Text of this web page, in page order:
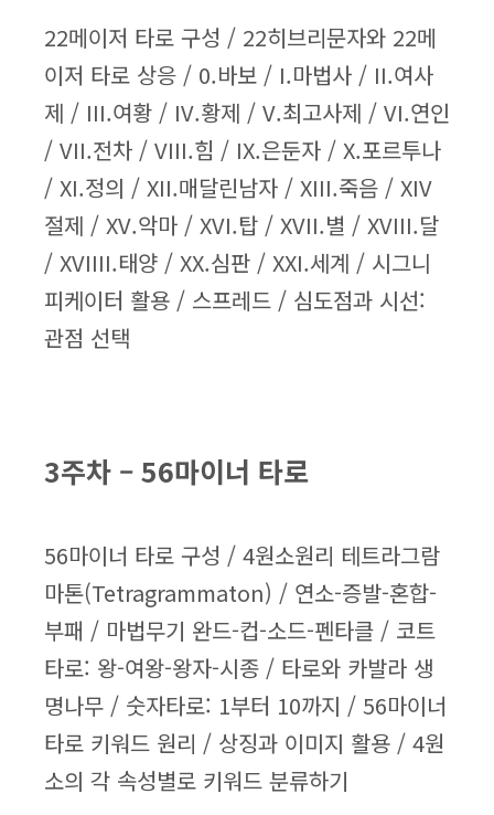
22메이저 타로 구성 / 22히브리문자와 22메
이저 타로 상응 / 0.바보 / I.마법사 / II.여사
제 / III.여황 / IV.황제 / V.최고사제 / VI.연인
/ VII.전차 / VIII.힘 / IX.은둔자 / X.포르투나
/ XI.정의 / XII.매달린남자 / XIII.죽음 / XIV
절제 / XV.악마 / XVI.탑 / XVII.별 / XVIII.달
/ XVIIII.태양 / XX.심판 / XXI.세계 / 시그니
피케이터 활용 / 스프레드 / 심도점과 시선:
관점 선택
3주차 – 56마이너 타로
56마이너 타로 구성 / 4원소원리 테트라그람
마톤(Tetragrammaton) / 연소-증발-혼합-
부패 / 마법무기 완드-컵-소드-펜타클 / 코트
타로: 왕-여왕-왕자-시종 / 타로와 카발라 생
명나무 / 숫자타로: 1부터 10까지 / 56마이너
타로 키워드 원리 / 상징과 이미지 활용 / 4원
소의 각 속성별로 키워드 분류하기